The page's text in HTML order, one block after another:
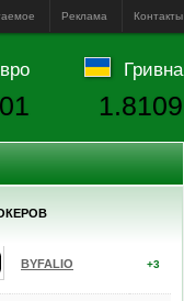
Реклама Контакты
BYFALIO +3
Гривна
1.8109